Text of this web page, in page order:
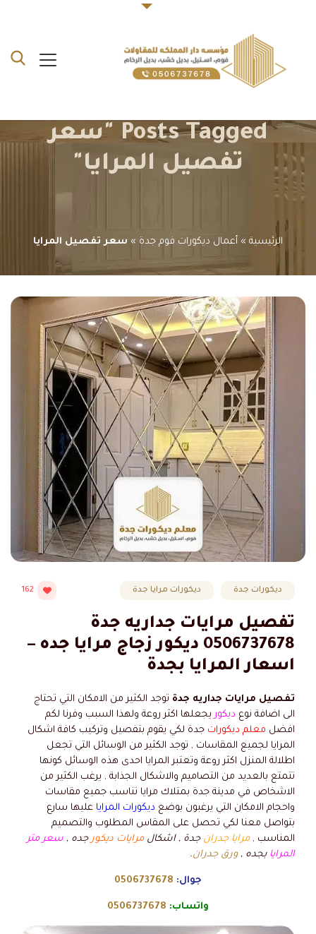
Posts Tagged "سعر
تفصيل المرايا"
الرئيسية » أعمال ديكورات فوم جدة » سعر تفصيل المرايا
ديكورات جدة ديكورات مرايا جدة 162
تفصيل مرايات جداريه جدة
0506737678 ديكور زجاج مرايا جده –
اسعار المرايا بجدة
تفصيل مرايات جداريه جدة توجد الكثير من الامكان التي تحتاج
الى اضافة نوع ديكوريجعلها اكثر روعة ولهذا السبب وفرنا لكم
افضل معلم ديكورات جدة لكي يقوم بتفصيل وتركيب كافة اشكال
المرايا لجميع المقاسات , توجد الكثير من الوسائل التي تجعل
اطلالة المنزل اكثر روعة وتعتبر المرايا احدى هذه الوسائل كونها
تتمتع بالعديد من التصاميم والاشكال الجذابة , يرغب الكثير من
الاشخاص في مدينة جدة بمتلاك مرايا تناسب جميع مقاسات
واحجام الامكان التي يرغبون بوضع ديكورات المرايا عليها سارع
بتواصل معنا لكي تحصل على المقاس المطلوب والتصميم
المناسب ,مرايا جدران جدة , اشكالمرايات ديكورجده , سعر متر
المرايا بجده ,ورق جدران.
جوال: 0506737678
واتساب: 0506737678